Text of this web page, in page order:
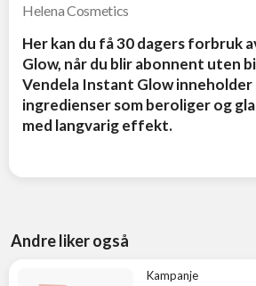
Helena Cosmetics
Her kan du få 30 dagers forbruk
Glow, når du blir abonnent uten
Vendela Instant Glow
ingredienser som beroliger og
med langvarig effekt.
Andre liker også
Kampanje